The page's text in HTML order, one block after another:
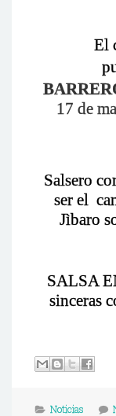
El
17 de
Salsero
ser el
Jìbaro
SALSA
sinceras
Noticias